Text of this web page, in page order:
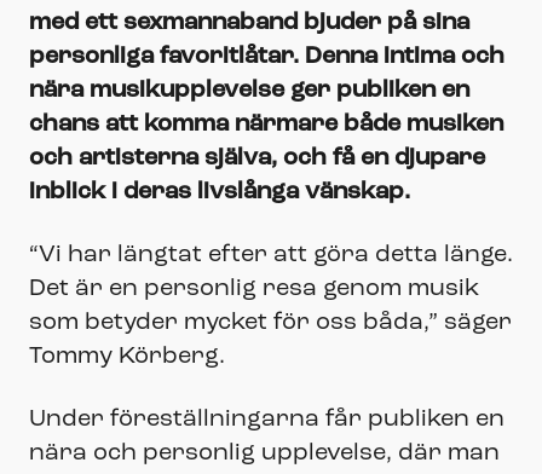
med ett sexmannaband bjuder på sina
personliga favoritlåtar. Denna intima och
nära musikupplevelse ger publiken en
chans att komma närmare både musiken
och artisterna själva, och få en djupare
inblick i deras livslånga vänskap.
“Vi har längtat efter att göra detta länge.
Det är en personlig resa genom musik
som betyder mycket för oss båda,” säger
Tommy Körberg.
Under föreställningarna får publiken en
nära och personlig upplevelse, där man